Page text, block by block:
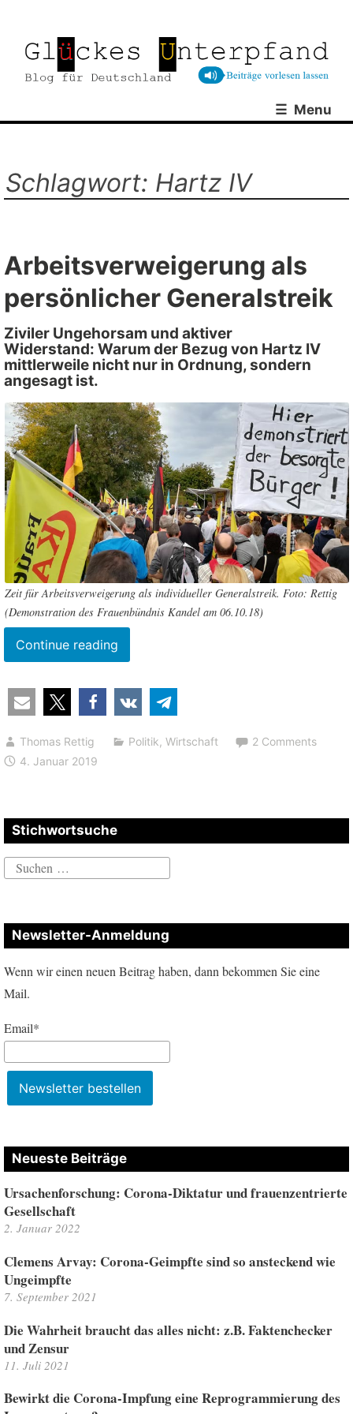
content
Glückes Unterpfand –
Die Achtundsechziger haben Staat und
Gesellschaft in Beschlag genommen und
Gutmenschentums die Ansichten von
Wirtschaftsliberalen und Konservativen zu
Menu
Schlagwort: Hartz IV
Arbeitsverweigerung als
persönlicher Generalstreik
Ziviler Ungehorsam und aktiver
Widerstand: Warum der Bezug von Hartz IV
mittlerweile nicht nur in Ordnung, sondern
angesagt ist.
Zeit für Arbeitsverweigerung als individueller Generalstreik. Foto: Rettig
(Demonstration des Frauenbündnis Kandel am 06.10.18)
Continue reading
als
persönlicher
Generalstreik”
Thomas Rettig Politik, Wirtschaft
2 Comments
4. Januar 2019
Stichwortsuche
Suchen
Newsletter-Anmeldung
Wenn wir einen neuen Beitrag haben, dann bekommen Sie eine
Mail.
Email*
Neueste Beiträge
Ursachenforschung: Corona-Diktatur und frauenzentrierte
Gesellschaft
2. Januar 2022
Clemens Arvay: Corona-Geimpfte sind so ansteckend wie
Ungeimpfte
7. September 2021
Die Wahrheit braucht das alles nicht: z.B. Faktenchecker
und Zensur
11. Juli 2021
Bewirkt die Corona-Impfung eine Reprogrammierung des